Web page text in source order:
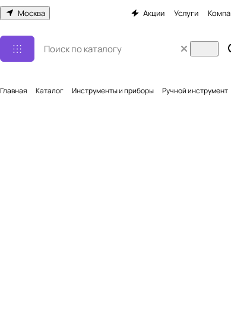
Москва Акции Услуги
Главная Каталог Инструменты и приборы Ручной инструмент